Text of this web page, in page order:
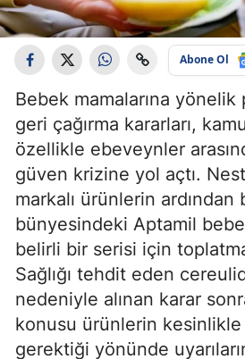
Abone Ol
Bebek mamalarına
geri çağırma kararları,
özellikle ebeveynler
güven krizine yol açtı.
markalı ürünlerin
bünyesindeki Aptamil
belirli bir serisi için toplatma
Sağlığı tehdit eden
nedeniyle alınan karar
konusu ürünlerin
gerektiği yönünde